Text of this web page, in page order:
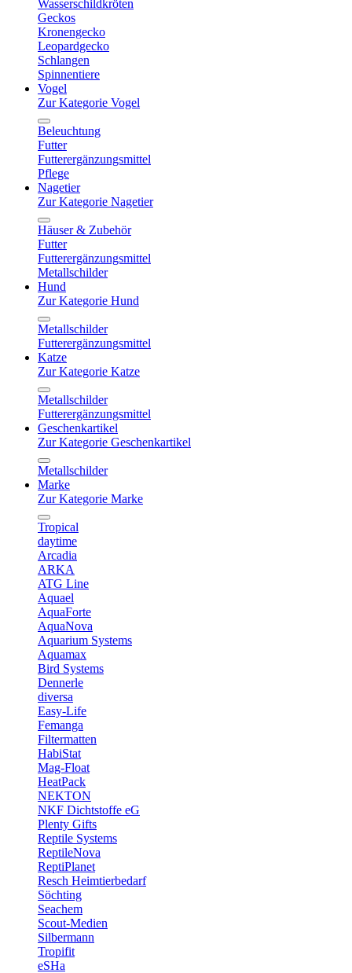
Wasserschildkröten
Geckos
Kronengecko
Leopardgecko
Schlangen
Spinnentiere
Vogel
Zur Kategorie Vogel
Beleuchtung
Futter
Futterergänzungsmittel
Pflege
Nagetier
Zur Kategorie Nagetier
Häuser & Zubehör
Futter
Futterergänzungsmittel
Metallschilder
Hund
Zur Kategorie Hund
Metallschilder
Futterergänzungsmittel
Katze
Zur Kategorie Katze
Metallschilder
Futterergänzungsmittel
Geschenkartikel
Zur Kategorie Geschenkartikel
Metallschilder
Marke
Zur Kategorie Marke
Tropical
daytime
Arcadia
ARKA
ATG Line
Aquael
AquaForte
AquaNova
Aquarium Systems
Aquamax
Bird Systems
Dennerle
diversa
Easy-Life
Femanga
Filtermatten
HabiStat
Mag-Float
HeatPack
NEKTON
NKF Dichtstoffe eG
Plenty Gifts
Reptile Systems
ReptileNova
ReptiPlanet
Resch Heimtierbedarf
Söchting
Seachem
Scout-Medien
Silbermann
Tropifit
eSHa